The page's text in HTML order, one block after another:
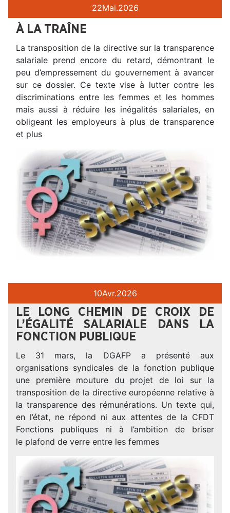
22Mai.2026
À LA TRAÎNE
La transposition de la directive sur la transparence
salariale prend encore du retard, démontrant le
peu d’empressement du gouvernement à avancer
sur ce dossier. Ce texte vise à lutter contre les
discriminations entre les femmes et les hommes
mais aussi à réduire les inégalités salariales, en
obligeant les employeurs à plus de transparence
et plus
10Avr.2026
LE LONG CHEMIN DE CROIX DE
L’ÉGALITÉ SALARIALE DANS LA
FONCTION PUBLIQUE
Le 31 mars, la DGAFP a présenté aux
organisations syndicales de la fonction publique
une première mouture du projet de loi sur la
transposition de la directive européenne relative à
la transparence des rémunérations. Un texte qui,
en l’état, ne répond ni aux attentes de la CFDT
Fonctions publiques ni à l’ambition de briser
le plafond de verre entre les femmes